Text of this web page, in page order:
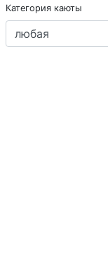
Категория каюты